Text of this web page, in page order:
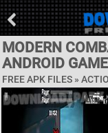
MODERN
ANDROID GAME
FREE APK FILES »